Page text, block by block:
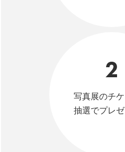
2
写真展のチ
抽選でプレゼ